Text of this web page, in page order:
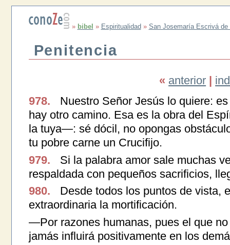
» bibel » Espiritualidad » San Josemaría Escrivá de
Penitencia
« anterior
978.
Nuestro Señor Jesús lo quiere:
hay otro camino. Esa es la obra del
la tuya—: sé dócil, no opongas
tu pobre carne un Crucifijo.
979.
Si la palabra amor sale muchas
respaldada con pequeños sacrificios,
980.
Desde todos los puntos de vista,
extraordinaria la mortificación.
—Por razones humanas, pues el que
jamás influirá positivamente en los